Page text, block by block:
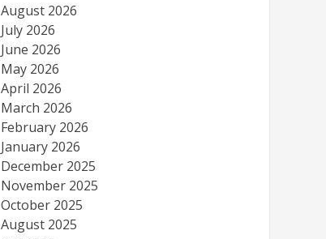
August 2026
July 2026
June 2026
May 2026
April 2026
March 2026
February 2026
January 2026
December 2025
November 2025
October 2025
August 2025